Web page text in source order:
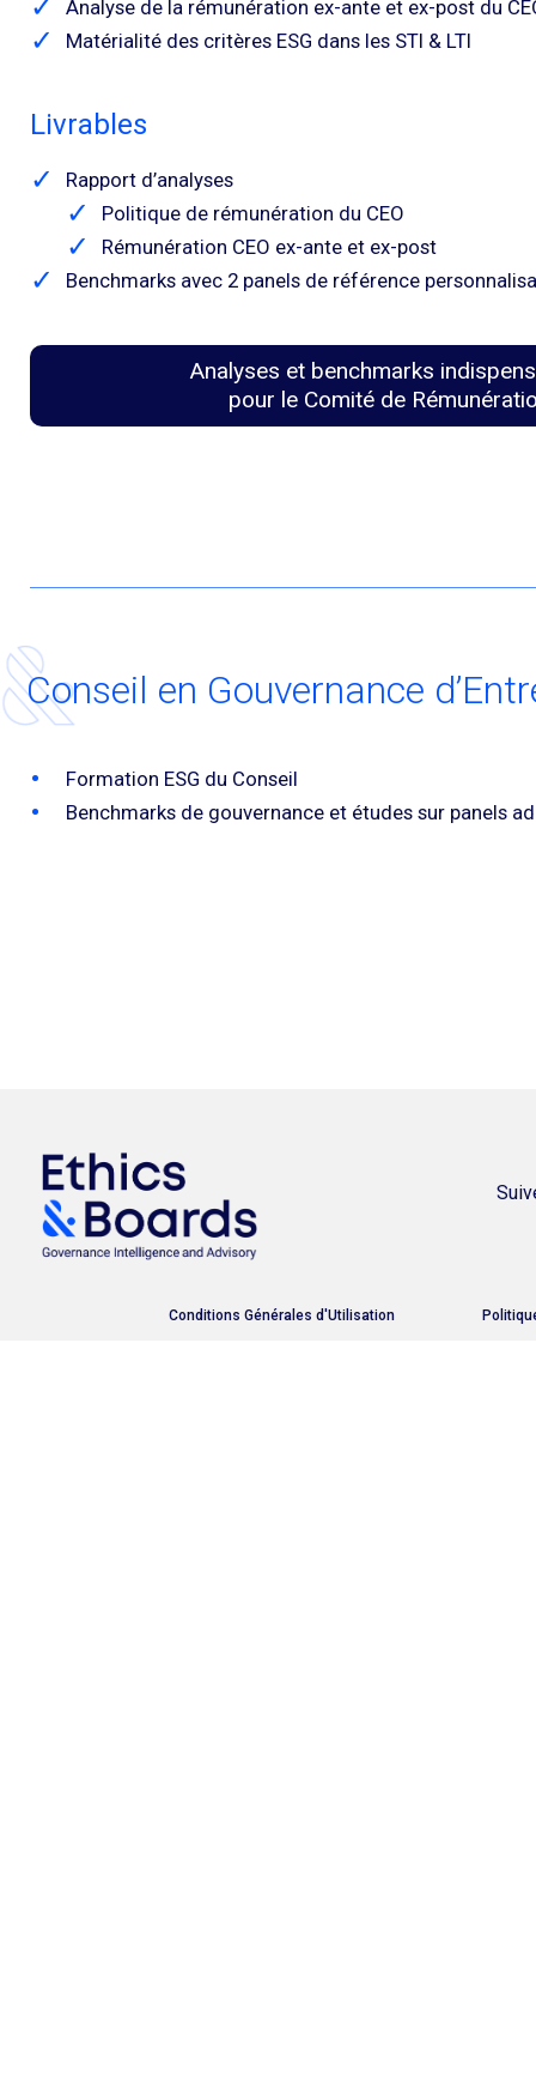
Analyse de la rémunération ex-ante et ex-post du
Matérialité des critères ESG dans les STI & LTI
Livrables
Rapport d’analyses
Politique de rémunération du CEO
Rémunération CEO ex-ante et ex-post
Benchmarks avec 2 panels de référence
Analyses et benchmarks
pour le Comité de
Conseil en Gouvernance
Formation ESG du Conseil
Benchmarks de gouvernance et études sur panels
Conditions Générales d'Utilisation